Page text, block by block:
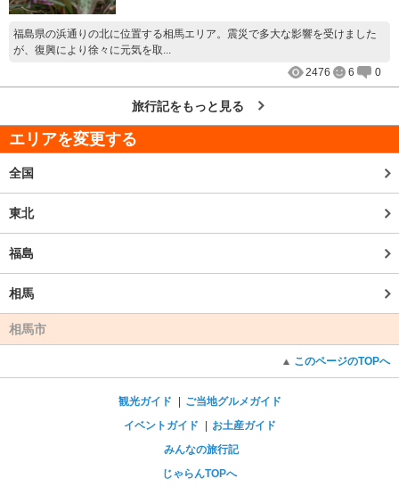
福島県の浜通りの北に位置する相馬エリア。震災で多大な影響を受けました
が、復興により徐々に元気を取...
2476
6 0
旅行記をもっと見る
エリアを変更する
全国
東北
福島
相馬
相馬市
このページのTOPへ
観光ガイド
ご当地グルメガイド
イベントガイド
お土産ガイド
みんなの旅行記
じゃらんTOPへ